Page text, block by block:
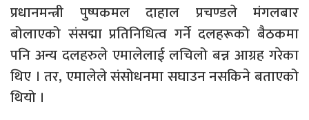
प्रधानमन्त्री पुष्पकमल दाहाल प्रचण्डले मंगलबार
बोलाएको संसद्मा प्रतिनिधित्व गर्ने दलहरूको बैठकमा
पनि अन्य दलहरुले एमालेलाई लचिलो बन्न आग्रह गरेका
थिए । तर, एमालेले संसोधनमा सघाउन नसकिने बताएको
थियो ।